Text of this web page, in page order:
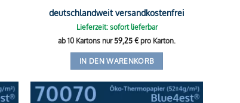
deutschlandweit versandkostenfrei
Lieferzeit: sofort lieferbar
ab 10 Kartons nur59,25€ pro Karton.
IN DEN WARENKORB